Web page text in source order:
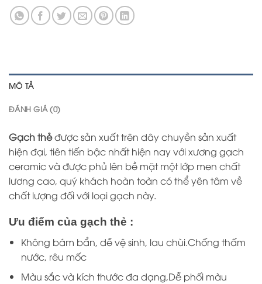
MÔ TẢ
ĐÁNH GIÁ (0)
Gạch thẻđược sản xuất trên dây chuyền sản xuất
hiện đại, tiên tiến bậc nhất hiện nay với xương gạch
ceramic và được phủ lên bề mặt một lớp men chất
lương cao, quý khách hoàn toàn có thể yên tâm về
chất lượng đối với loại gạch này.
Ưu điểm của gạch thẻ :
Không bám bẩn, dễ vệ sinh, lau chùi.Chống thấm
nước, rêu mốc
Màu sắc và kích thước đa dạng,Dễ phối màu